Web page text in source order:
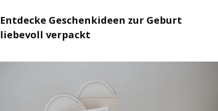
Entdecke Geschenkideen zur Geburt
liebevoll verpackt